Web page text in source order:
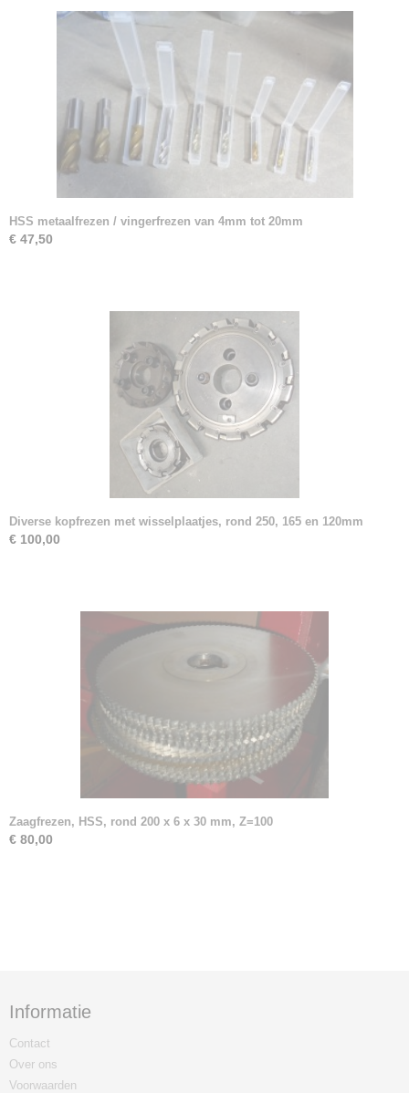
HSS metaalfrezen / vingerfrezen van 4mm tot 20mm
€ 47,50
Diverse kopfrezen met wisselplaatjes, rond 250, 165 en 120mm
€ 100,00
Zaagfrezen, HSS, rond 200 x 6 x 30 mm, Z=100
€ 80,00
Informatie
Contact
Over ons
Voorwaarden